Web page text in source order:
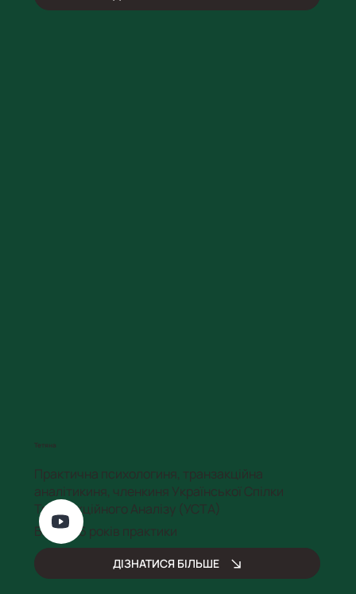
Тетяна
Практична психологиня, транзакційна
аналітикиня, членкиня Української Спілки
Транзакційного Аналізу (УСТА)
Більше 6 років практики
ДІЗНАТИСЯ БІЛЬШЕ